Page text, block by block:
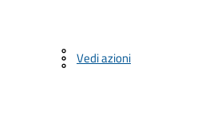
Vedi azioni